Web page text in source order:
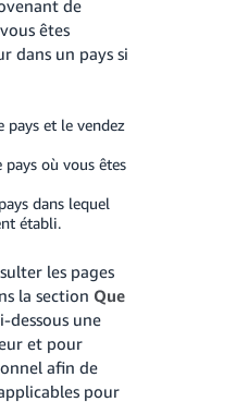
de
êtes
dans un pays si
et le vendez
où vous êtes
dans lequel
établi.
les pages
la section Que
dessous une
et pour
afin de
pour